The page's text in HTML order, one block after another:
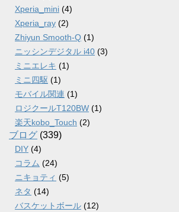
Xperia_mini (4)
Xperia_ray (2)
Zhiyun Smooth-Q (1)
ニッシンデジタル i40 (3)
ミニエレキ (1)
ミニ四駆 (1)
モバイル関連 (1)
ロジクールT120BW (1)
楽天kobo_Touch (2)
ブログ (339)
DIY (4)
コラム (24)
ニキョティ (5)
ネタ (14)
バスケットボール (12)